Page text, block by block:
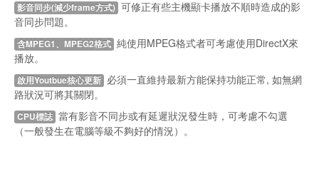
影音同步(減少frame方式) 可修正有些主機顯卡播放不順時造成的影
音同步問題。
含MPEG1、MPEG2格式 純使用MPEG格式者可考慮使用DirectX來
播放。
啟用Youtbue核心更新 必須一直維持最新方能保持功能正常, 如無網
路狀況可將其關閉。
CPU標誌 當有影音不同步或有延遲狀況發生時，可考慮不勾選
（一般發生在電腦等級不夠好的情況）。